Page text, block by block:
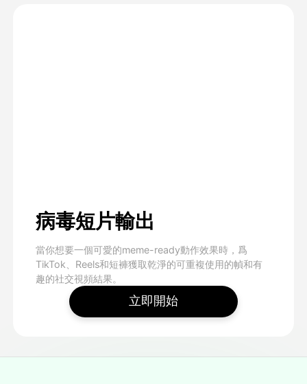
病毒短片輸出
當你想要一個可愛的meme-ready動作效果時，爲
TikTok、Reels和短褲獲取乾淨的可重複使用的幀和有
趣的社交視頻結果。
立即開始